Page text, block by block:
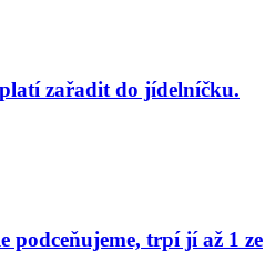
zařadit do jídelníčku.
podceňujeme, trpí jí až 1 ze